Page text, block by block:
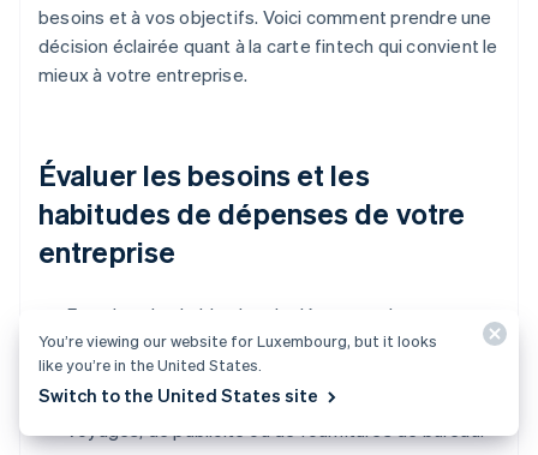
besoins et à vos objectifs. Voici comment prendre une
décision éclairée quant à la carte fintech qui convient le
mieux à votre entreprise.
Évaluer les besoins et les
habitudes de dépenses de votre
entreprise
Examinez les habitudes de dépenses de votre
entreprise au cours des derniers mois. Identifiez les
catégories où vous dépensez systématiquement
le plus, qu'il s'agisse d'abonnements logiciels, de
voyages, de publicité ou de fournitures de bureau.
You’re viewing our website for Luxembourg, but it looks
like you’re in the United States.
Switch to the United States site